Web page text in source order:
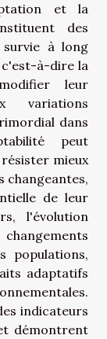
et la
des
à long
à-dire la
leur
variations
dans
peut
mieux
changeantes,
de leur
l'évolution
populations,
adaptatifs
indicateurs
démontrent